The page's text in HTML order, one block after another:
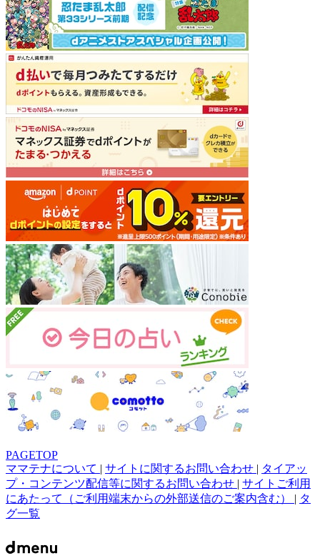
PAGETOP
ママテナについて | サイトに関するお問い合わせ | タイアッ
プ・コンテンツ配信等に関するお問い合わせ | サイトご利用
にあたって（ご利用端末からの外部送信のご案内含む） | タ
グ一覧